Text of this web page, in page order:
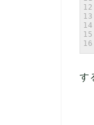
12
13
14
15
16
す